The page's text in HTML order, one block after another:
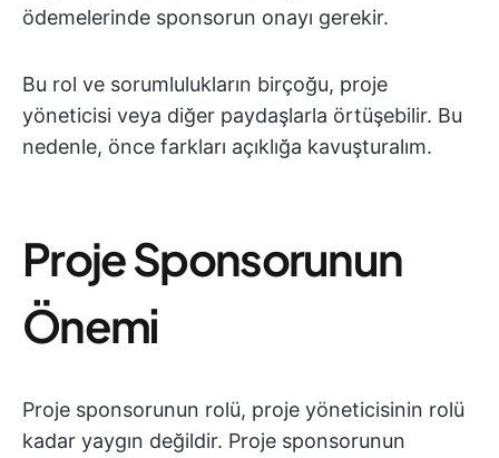
ödemelerinde sponsorun onayı gerekir.
Bu rol ve sorumlulukların birçoğu, proje
yöneticisi veya diğer paydaşlarla örtüşebilir. Bu
nedenle, önce farkları açıklığa kavuşturalım.
Proje Sponsorunun
Önemi
Proje sponsorunun rolü, proje yöneticisinin rolü
kadar yaygın değildir. Proje sponsorunun